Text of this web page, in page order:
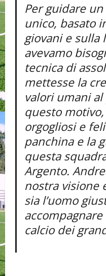
Per guidare
unico, basato
giovani e sulla
avevamo
tecnica di
mettesse la
valori umani
questo
orgogliosi e
panchina e la
questa
Argento.
nostra visione
sia l’uomo
calcio dei